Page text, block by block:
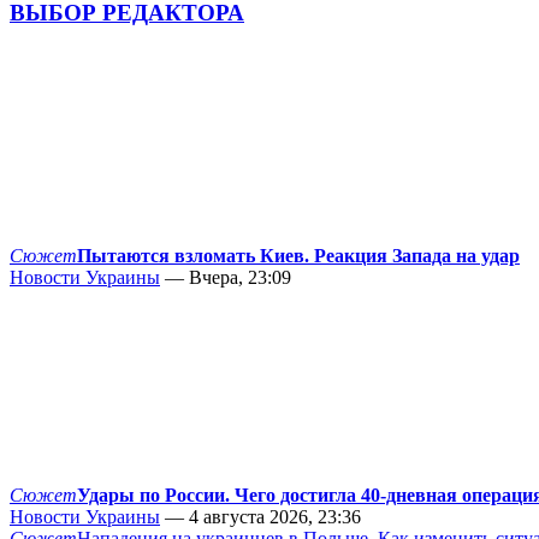
ВЫБОР РЕДАКТОРА
СюжетПытаются взломать Киев. Реакция Запада на удар
Новости Украины — Вчера, 23:09
СюжетУдары по России. Чего достигла 40-дневная
Новости Украины — 4 августа 2026, 23:36